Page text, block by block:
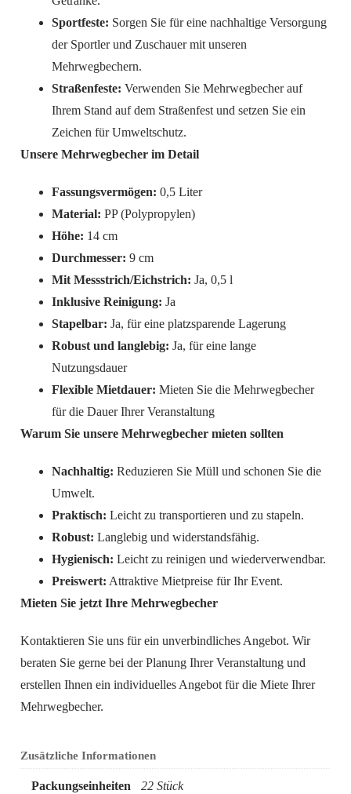
Sportfeste: Sorgen Sie für eine nachhaltige Versorgung
der Sportler und Zuschauer mit unseren
Mehrwegbechern.
Straßenfeste: Verwenden Sie Mehrwegbecher auf
Ihrem Stand auf dem Straßenfest und setzen Sie ein
Zeichen für Umweltschutz.
Unsere Mehrwegbecher im Detail
Fassungsvermögen: 0,5 Liter
Material: PP (Polypropylen)
Höhe: 14 cm
Durchmesser: 9 cm
Mit Messstrich/Eichstrich: Ja, 0,5 l
Inklusive Reinigung: Ja
Stapelbar: Ja, für eine platzsparende Lagerung
Robust und langlebig: Ja, für eine lange
Nutzungsdauer
Flexible Mietdauer: Mieten Sie die Mehrwegbecher
für die Dauer Ihrer Veranstaltung
Warum Sie unsere Mehrwegbecher mieten sollten
Nachhaltig: Reduzieren Sie Müll und schonen Sie die
Umwelt.
Praktisch: Leicht zu transportieren und zu stapeln.
Robust: Langlebig und widerstandsfähig.
Hygienisch: Leicht zu reinigen und wiederverwendbar.
Preiswert: Attraktive Mietpreise für Ihr Event.
Mieten Sie jetzt Ihre Mehrwegbecher
Kontaktieren Sie uns für ein unverbindliches Angebot. Wir
beraten Sie gerne bei der Planung Ihrer Veranstaltung und
erstellen Ihnen ein individuelles Angebot für die Miete Ihrer
Mehrwegbecher.
Zusätzliche Informationen
Packungseinheiten 22 Stück